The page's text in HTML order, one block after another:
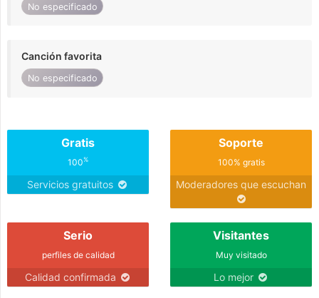
No especificado
Canción favorita
No especificado
Gratis
100%
Servicios gratuitos
Soporte
100% gratis
Moderadores que escuchan
Serio
perfiles de calidad
Calidad confirmada
Visitantes
Muy visitado
Lo mejor